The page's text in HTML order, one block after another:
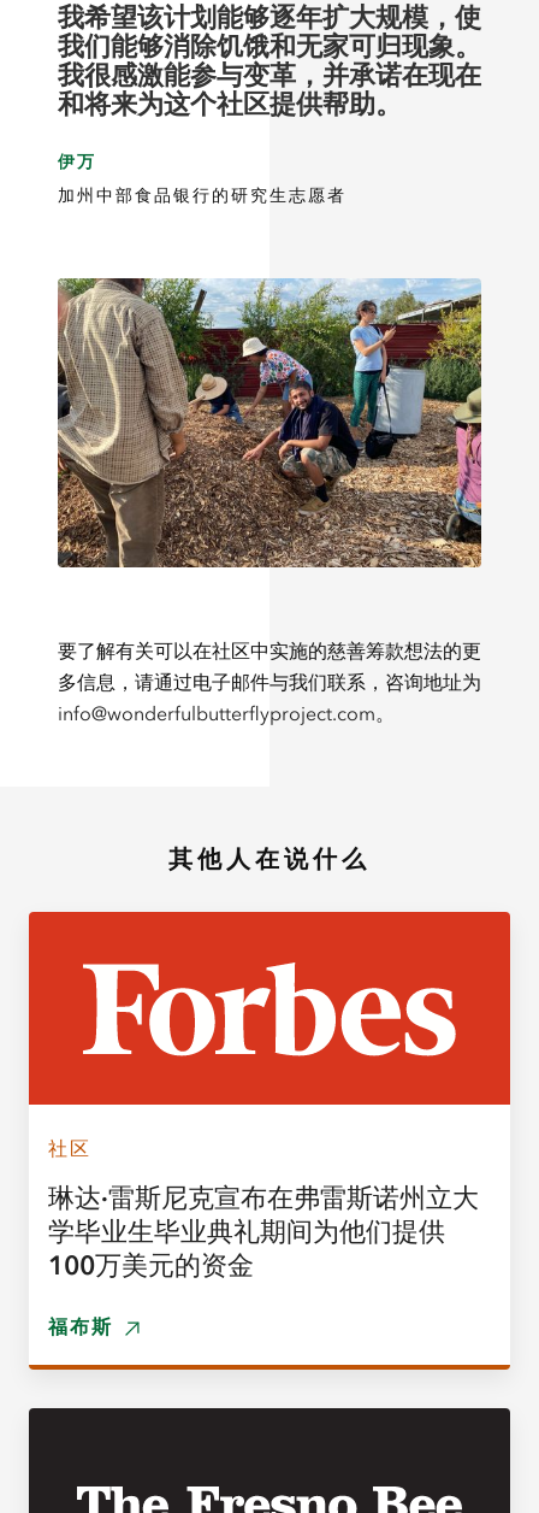
我希望该计划能够逐年扩大规模，使
我们能够消除饥饿和无家可归现象。
我很感激能参与变革，并承诺在现在
和将来为这个社区提供帮助。
伊万
加州中部食品银行的研究生志愿者
要了解有关可以在社区中实施的慈善筹款想法的更
多信息，请通过电子邮件与我们联系，咨询地址为
info@wonderfulbutterflyproject.com。
其他人在说什么
社区
琳达·雷斯尼克宣布在弗雷斯诺州立大
学毕业生毕业典礼期间为他们提供
100万美元的资金
福布斯